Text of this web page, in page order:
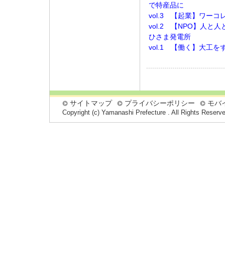
で特産品に
vol.3 【起業】ワーコ
vol.2 【NPO】人と人
ひさま発電所
vol.1 【働く】大工を
サイトマップ プライバシーポリシー モバ
Copyright (c) Yamanashi Prefecture . All Rights